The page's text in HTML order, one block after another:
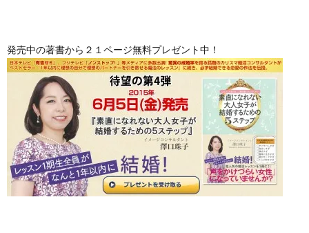
発売中の著書から２１ページ無料プレゼント中！